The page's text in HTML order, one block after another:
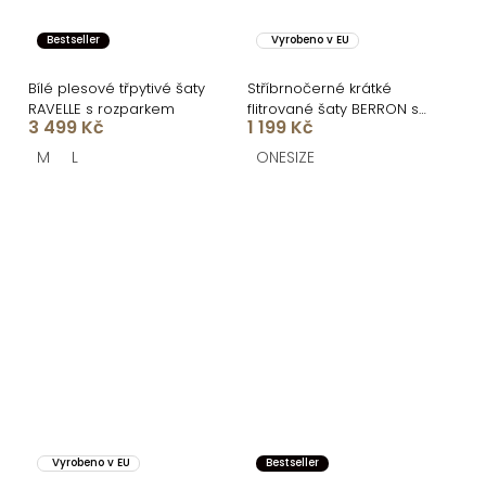
Bestseller
Bílé plesové třpytivé šaty
RAVELLE s rozparkem
3 499 Kč
M L
Vyrobeno v EU
Stříbrnočerné krátké
flitrované šaty BERRON s
výstřihem
1 199 Kč
ONESIZE
Vyrobeno v EU Bestseller